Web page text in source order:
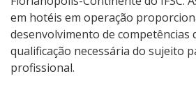
em hotéis em operação
desenvolvimento de competências
qualificação necessária do sujeito
profissional.